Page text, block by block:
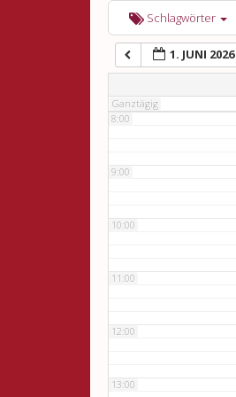
Schlagwörter
1. JUNI 2026
Ganztägig
6:00
7:00
8:00
9:00
10:00
11:00
12:00
13:00